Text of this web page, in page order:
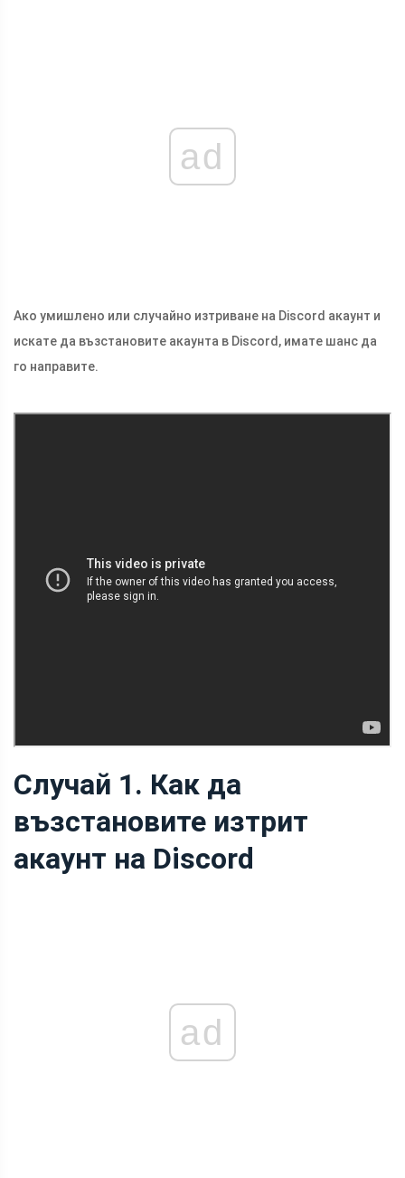
ad
Ако умишлено или случайно изтриване на Discord акаунт и
искате да възстановите акаунта в Discord, имате шанс да
го направите.
Случай 1. Как да
възстановите изтрит
акаунт на Discord
ad